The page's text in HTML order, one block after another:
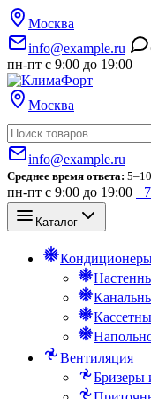
Москва
info@example.ru
пн-пт с 9:00 до 19:00
Москва
info@example.ru
Среднее время ответа:
пн-пт с 9:00 до 19:00
Каталог
Вентиляция
Бризеры